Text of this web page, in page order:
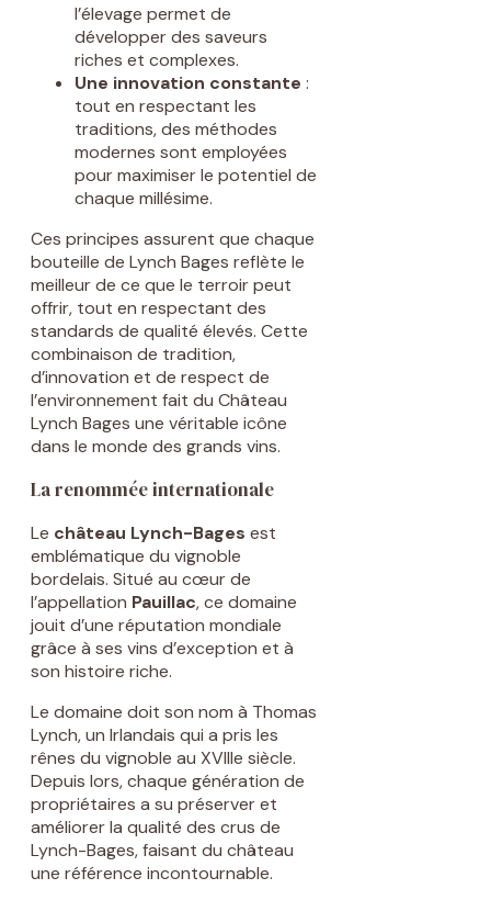
l’élevage permet de
développer des saveurs
riches et complexes.
Une innovation constante :
tout en respectant les
traditions, des méthodes
modernes sont employées
pour maximiser le potentiel de
chaque millésime.
Ces principes assurent que chaque
bouteille de Lynch Bages reflète le
meilleur de ce que le terroir peut
offrir, tout en respectant des
standards de qualité élevés. Cette
combinaison de tradition,
d’innovation et de respect de
l’environnement fait du Château
Lynch Bages une véritable icône
dans le monde des grands vins.
La renommée internationale
Le château Lynch-Bages est
emblématique du vignoble
bordelais. Situé au cœur de
l’appellation Pauillac, ce domaine
jouit d’une réputation mondiale
grâce à ses vins d’exception et à
son histoire riche.
Le domaine doit son nom à Thomas
Lynch, un Irlandais qui a pris les
rênes du vignoble au XVIIIe siècle.
Depuis lors, chaque génération de
propriétaires a su préserver et
améliorer la qualité des crus de
Lynch-Bages, faisant du château
une référence incontournable.